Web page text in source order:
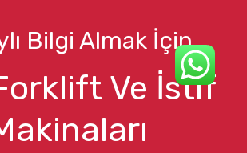
Bilgi Almak İçin
Ve İstif